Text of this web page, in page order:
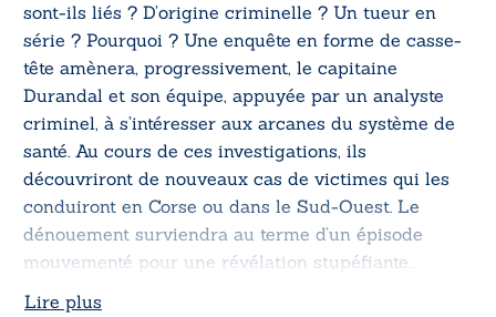
sont-ils liés ? D’origine criminelle ? Un tueur en
série ? Pourquoi ? Une enquête en forme de casse-
tête amènera, progressivement, le capitaine
Durandal et son équipe, appuyée par un analyste
criminel, à s’intéresser aux arcanes du système de
santé. Au cours de ces investigations, ils
découvriront de nouveaux cas de victimes qui les
conduiront en Corse ou dans le Sud-Ouest. Le
dénouement surviendra au terme d’un épisode
mouvementé pour une révélation stupéfiante…
Lire plus